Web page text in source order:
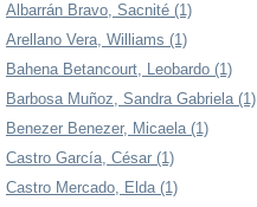
Albarrán Bravo, Sacnité (1)
Arellano Vera, Williams (1)
Bahena Betancourt, Leobardo (1)
Barbosa Muñoz, Sandra Gabriela (1)
Benezer Benezer, Micaela (1)
Castro García, César (1)
Castro Mercado, Elda (1)